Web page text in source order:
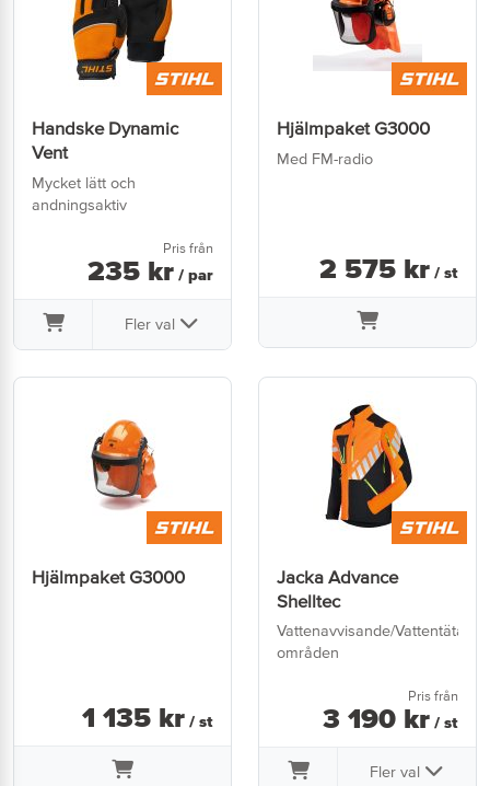
Handske Dynamic
Vent
Mycket lätt och
andningsaktiv
Pris från
235 kr / par
Fler val
Hjälmpaket G3000
Med FM-radio
2 575 kr / st
Hjälmpaket G3000
1 135 kr / st
Jacka Advance
Shelltec
Vattenavvisande/Vattentäta
områden
Pris från
3 190 kr / st
Fler val